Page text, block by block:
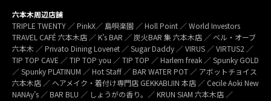
六本木周辺店舗
TRIPLE TWENTY ／ PinkX／ 島唄楽園 ／ Holl Point ／ World Investors
TRAVEL CAFÉ 六本木店 ／ K’s BAR ／ 炭火BAR 集 六本木店 ／ ベル・オーブ
六本木 ／ Privato Dining Lovenet ／ Sugar Daddy ／ VIRUS ／ VIRTUS2 ／
TIP TOP CAVE ／ TIP TOP you ／ TIP TOP ／ Harlem freak ／ Spunky GOLD
／ Spunky PLATINUM ／ Hot Staff ／ BAR WATER POT ／ アボットチョイス
六本木店 ／ ヘアメイク・着付け専門店 GEKKABIJIN 本店 ／ Cecile Aoki New
NANAy’s ／ BAR BLU ／ しょうがの香り。／ KRUN SIAM 六本木店 ／